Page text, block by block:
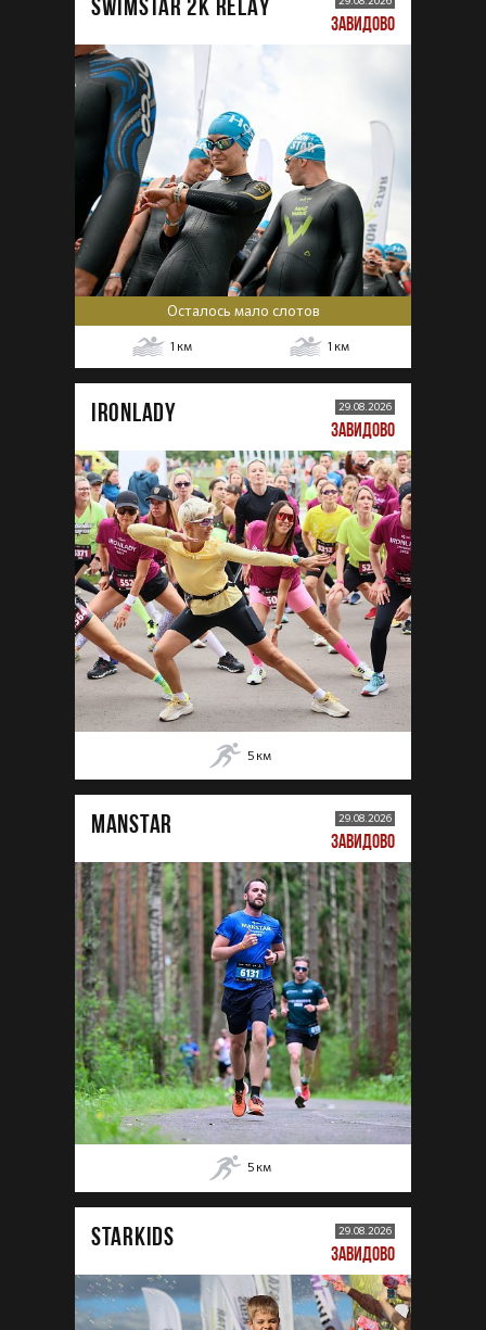
SWIMSTAR 2K RELAY
ЗАВИДОВО
Осталось мало слотов
1 км 1 км
IRONLADY 29.08.2026
ЗАВИДОВО
5 км
MANSTAR 29.08.2026
ЗАВИДОВО
5 км
STARKIDS 29.08.2026
ЗАВИДОВО